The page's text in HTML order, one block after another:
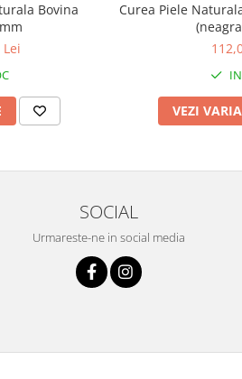
Bovina
Curea Piele
VEZI
SOCIAL
Urmareste-ne in social media